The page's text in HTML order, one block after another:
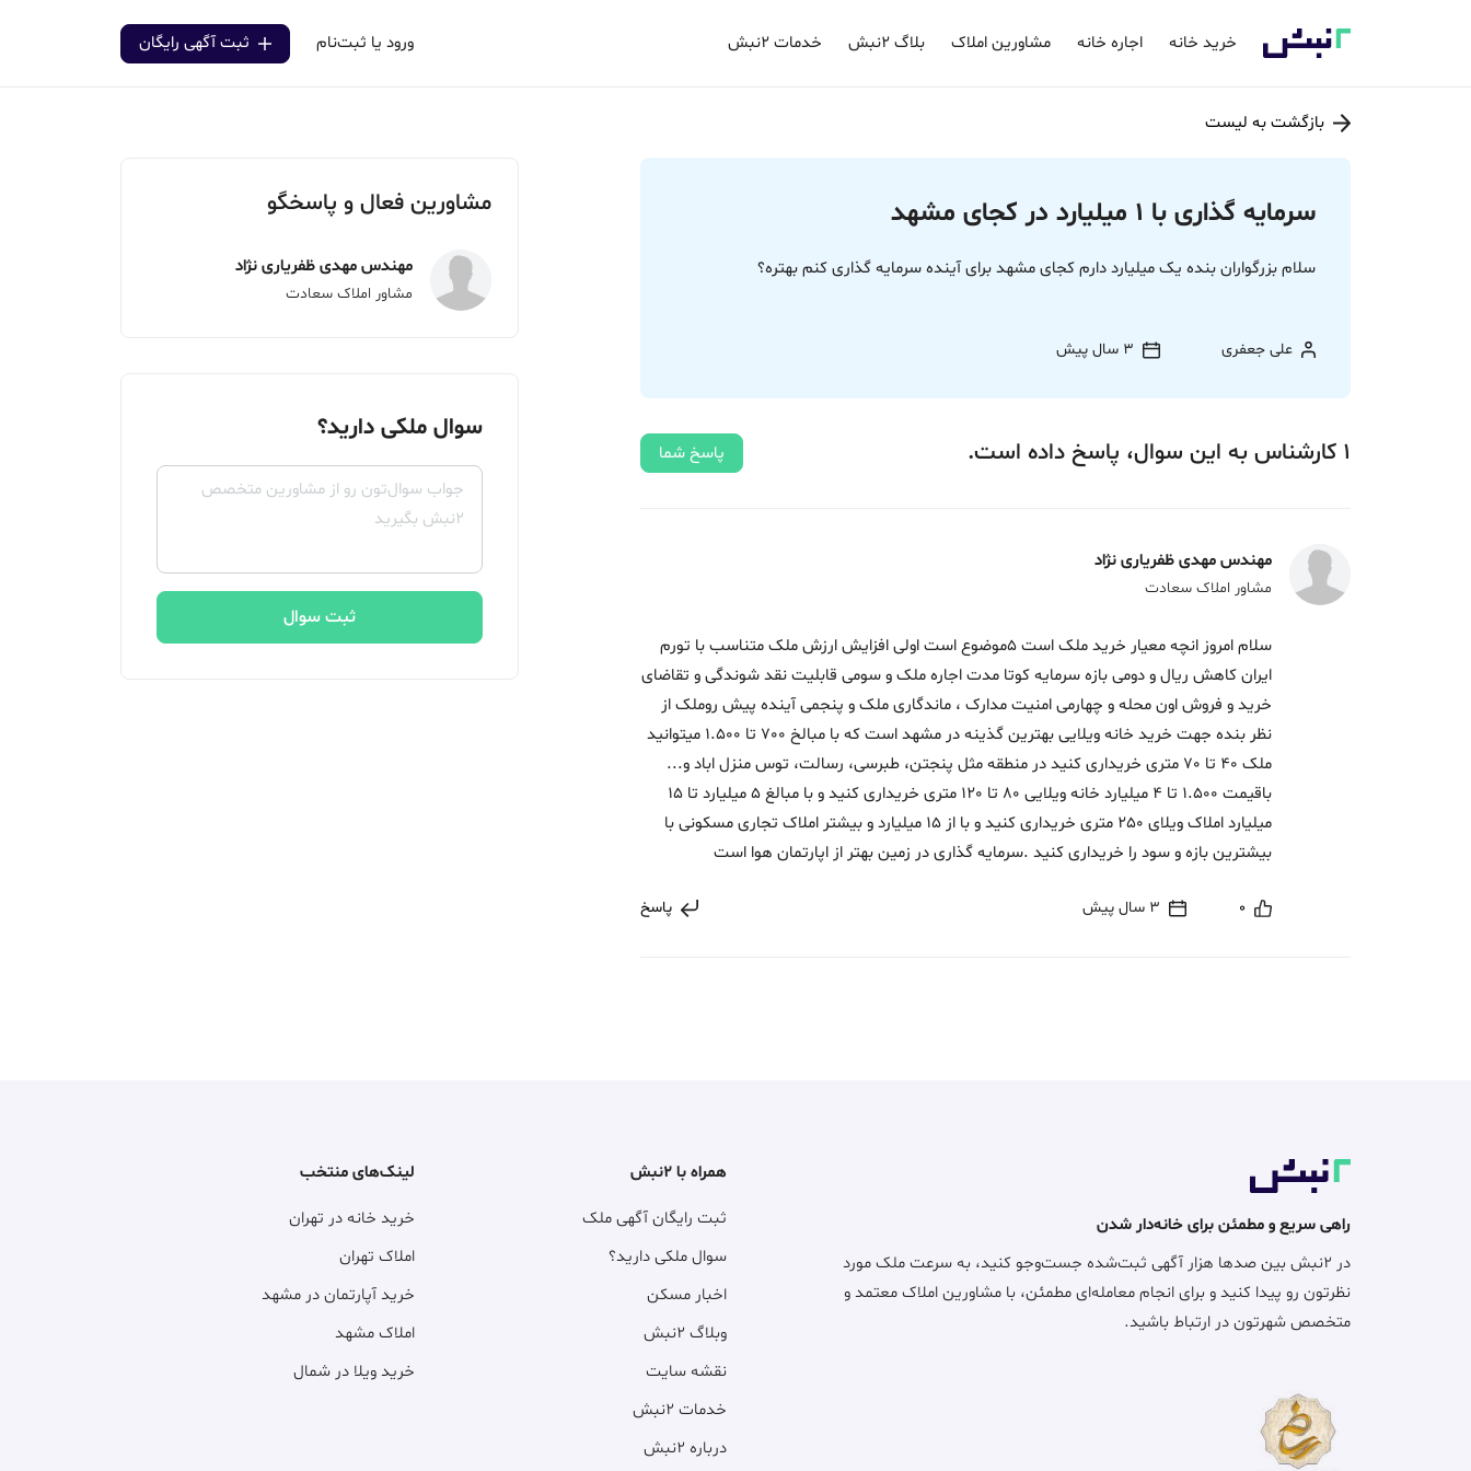
خرید خانه اجاره خانه مشاورین املاک بلاگ ۲نبش خدمات ۲نبش ورود یا ثبت‌نام ثبت آگهی رایگان
بازگشت به لیست
سرمایه گذاری با 1 میلیارد در کجای مشهد
سلام بزرگواران بنده یک میلیارد دارم کجای مشهد برای آینده سرمایه گذاری کنم بهتره؟
علی جعفری 3 سال پیش
1 کارشناس به این سوال، پاسخ داده‌ است. پاسخ شما
مهندس مهدی ظفریاری نژاد
مشاور املاک سعادت
سلام امروز انچه معیار خرید ملک است 5موضوع است اولی افزایش ارزش ملک متناسب با تورم
ایران کاهش ریال و دومی بازه سرمایه کوتا مدت اجاره ملک و سومی قابلیت نقد شوندگی و تقاضای
خرید و فروش اون محله و چهارمی امنیت مدارک ، ماندگاری ملک و پنجمی آینده پیش روملک از
نظر بنده جهت خرید خانه ویلایی بهترین گذینه در مشهد است که با مبالخ 700 تا 1.500 میتوانید
ملک 40 تا 70 متری خریداری کنید در منطقه مثل پنجتن، طبرسی، رسالت، توس منزل اباد و...
باقیمت 1.500 تا 4 میلیارد خانه ویلایی 80 تا 120 متری خریداری کنید و با مبالغ 5 میلیارد تا 15
میلیارد املاک ویلای 250 متری خریداری کنید و با از 15 میلیارد و بیشتر املاک تجاری مسکونی با
بیشترین بازه و سود را خریداری کنید .سرمایه گذاری در زمین بهتر از اپارتمان هوا است
0 3 سال پیش پاسخ
مشاورین فعال و پاسخگو
مهندس مهدی ظفریاری نژاد
مشاور املاک سعادت
سوال ملکی دارید؟
ثبت سوال
راهی سریع و مطمئن برای خانه‌دار شدن
در ۲نبش بین صدها هزار آگهی ثبت‌شده جست‌وجو کنید، به سرعت ملک مورد
نظرتون رو پیدا کنید و برای انجام معامله‌ای مطمئن، با مشاورین املاک معتمد و
متخصص شهرتون در ارتباط باشید.
همراه با ۲نبش
ثبت رایگان آگهی ملک
سوال ملکی دارید؟
اخبار مسکن
وبلاگ ۲نبش
نقشه سایت
خدمات ۲نبش
درباره ۲نبش
لینک‌های منتخب
خرید خانه در تهران
املاک تهران
خرید آپارتمان در مشهد
املاک مشهد
خرید ویلا در شمال